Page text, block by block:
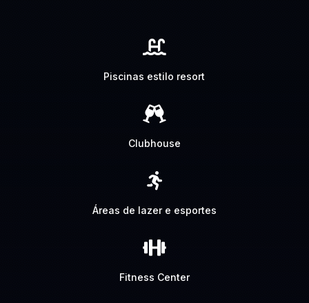

Piscinas estilo resort

Clubhouse

Áreas de lazer e esportes

Fitness Center